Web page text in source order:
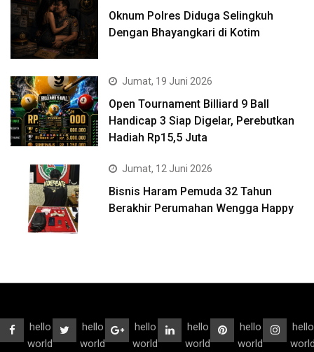
Oknum Polres Diduga Selingkuh
Dengan Bhayangkari di Kotim
Jumat, 19 Juni 2026
Open Tournament Billiard 9 Ball
Handicap 3 Siap Digelar, Perebutkan
Hadiah Rp15,5 Juta
Jumat, 12 Juni 2026
Bisnis Haram Pemuda 32 Tahun
Berakhir Perumahan Wengga Happy
hello
world
hello
world
hello
world
hello
world
hello
world
hello